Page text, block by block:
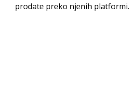
prodate preko njenih platformi.